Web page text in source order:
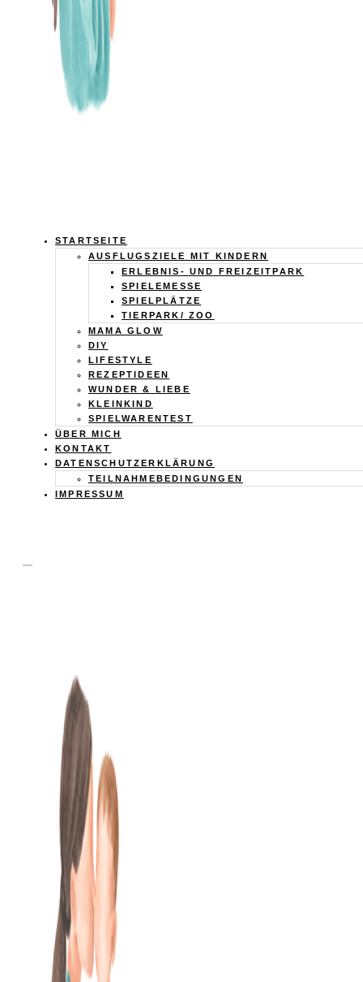
Calistas
Traum
STARTSEITE
AUSFLUGSZIELE MIT KINDERN
ERLEBNIS- UND FREIZEITPARK
SPIELEMESSE
SPIELPLÄTZE
TIERPARK/ ZOO
MAMA GLOW
DIY
LIFESTYLE
REZEPTIDEEN
WUNDER & LIEBE
KLEINKIND
SPIELWARENTEST
ÜBER MICH
KONTAKT
DATENSCHUTZERKLÄRUNG
TEILNAHMEBEDINGUNGEN
IMPRESSUM